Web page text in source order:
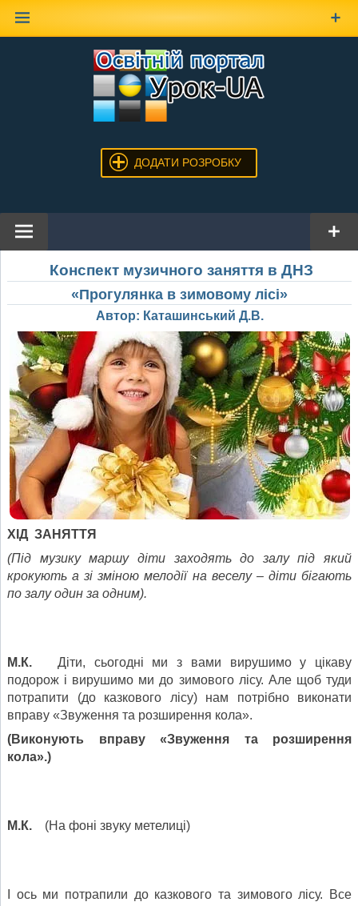
ДОДАТИ РОЗРОБКУ
Конспект музичного заняття в ДНЗ
«Прогулянка в зимовому лісі»
Автор: Каташинський Д.В.
ХІД ЗАНЯТТЯ
(Під музику маршу діти заходять до залу під який
крокують а зі зміною мелодії на веселу – діти бігають
по залу один за одним).
М.К. Діти, сьогодні ми з вами вирушимо у цікаву
подорож і вирушимо ми до зимового лісу. Але щоб туди
потрапити (до казкового лісу) нам потрібно виконати
вправу «Звуження та розширення кола».
(Виконують вправу «Звуження та розширення
кола».)
М.К. (На фоні звуку метелиці)
І ось ми потрапили до казкового та зимового лісу. Все